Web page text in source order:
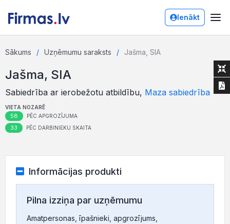
Ienākt
Sākums Uzņēmumu saraksts Jašma, SIA
Jašma, SIA
Sabiedrība ar ierobežotu atbildību, Maza sabiedrība
VIETA NOZARĒ
58 PĒC APGROZĪJUMA
33 PĒC DARBINIEKU SKAITA
Informācijas produkti
Pilna izziņa par uzņēmumu
Amatpersonas, īpašnieki, apgrozījums,